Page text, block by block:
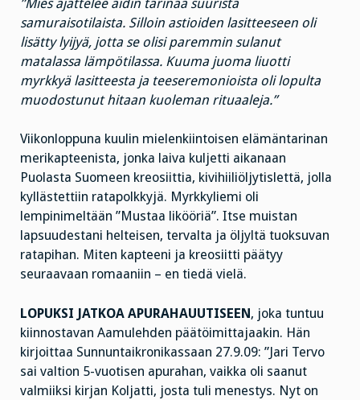
”Mies ajattelee äidin tarinaa suurista
samuraisotilaista. Silloin astioiden lasitteeseen oli
lisätty lyijyä, jotta se olisi paremmin sulanut
matalassa lämpötilassa. Kuuma juoma liuotti
myrkkyä lasitteesta ja teeseremonioista oli lopulta
muodostunut hitaan kuoleman rituaaleja.”
Viikonloppuna kuulin mielenkiintoisen elämäntarinan
merikapteenista, jonka laiva kuljetti aikanaan
Puolasta Suomeen kreosiittia, kivihiiliöljytislettä, jolla
kyllästettiin ratapolkkyjä. Myrkkyliemi oli
lempinimeltään ”Mustaa likööriä”. Itse muistan
lapsuudestani helteisen, tervalta ja öljyltä tuoksuvan
ratapihan. Miten kapteeni ja kreosiitti päätyy
seuraavaan romaaniin – en tiedä vielä.
LOPUKSI JATKOA APURAHAUUTISEEN , joka tuntuu
kiinnostavan Aamulehden päätöimittajaakin. Hän
kirjoittaa Sunnuntaikronikassaan 27.9.09: ”Jari Tervo
sai valtion 5-vuotisen apurahan, vaikka oli saanut
valmiiksi kirjan Koljatti, josta tuli menestys. Nyt on